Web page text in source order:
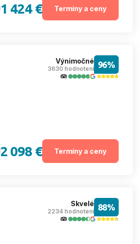
1 424 € Termíny a ceny
Výnimočné
3630 hodnotení 96%
2 098 € Termíny a ceny
Skvelé
2234 hodnotení 88%